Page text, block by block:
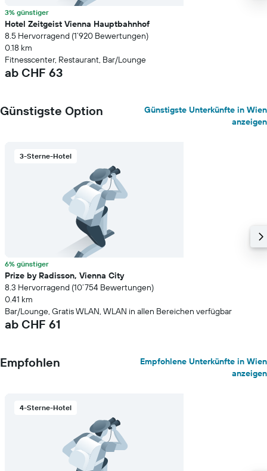
3% günstiger
Hotel Zeitgeist Vienna Hauptbahnhof
8.5 Hervorragend (1’920 Bewertungen)
0.18 km
Fitnesscenter, Restaurant, Bar/Lounge
ab CHF 63
Günstigste Option
Günstigste Unterkünfte in Wien
anzeigen
3-Sterne-Hotel
6% günstiger
Prize by Radisson, Vienna City
8.3 Hervorragend (10’754 Bewertungen)
0.41 km
Bar/Lounge, Gratis WLAN, WLAN in allen Bereichen verfügbar
ab CHF 61
Empfohlen
Empfohlene Unterkünfte in Wien
anzeigen
4-Sterne-Hotel